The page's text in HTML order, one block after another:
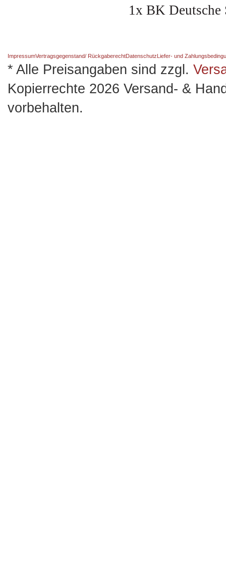
1x BK
ImpressumVertragsgegenstand/ RückgaberechtDatenschutz Liefer- und
* Alle Preisangaben sind zzgl.
Kopierrechte 2026 Versand- &
vorbehalten.